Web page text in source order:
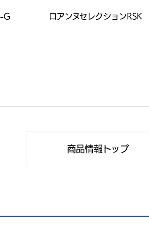
G ロアンヌセレクションRSK
商品情報トップ